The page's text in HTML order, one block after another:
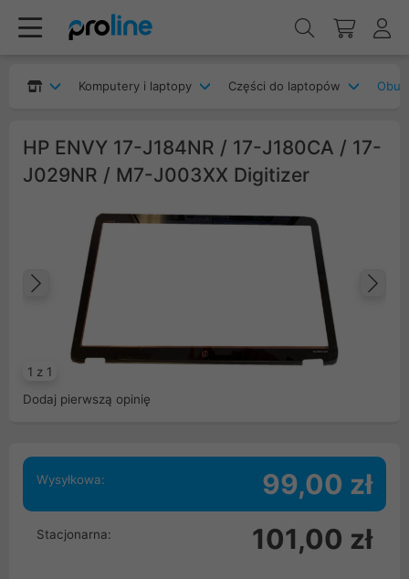
Komputery i laptopy Części do laptopów
HP ENVY 17-J184NR / 17-J180CA / 17-
J029NR / M7-J003XX Digitizer
1 z 1
Poprzedni
Dodaj pierwszą opinię
Wysyłkowa: 99,00 zł
Stacjonarna: 101,00 zł